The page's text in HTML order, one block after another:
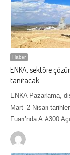
Haber
ENKA, sektöre
tanıtacak
ENKA Pazarlama,
Mart -2 Nisan
Fuarı’nda A.A300